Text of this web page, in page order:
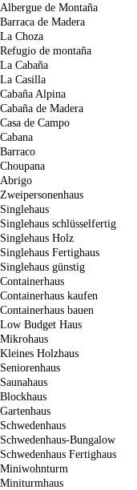
Albergue de Montaña
Barraca de Madera
La Choza
Refugio de montaña
La Cabaña
La Casilla
Cabaña Alpina
Cabaña de Madera
Casa de Campo
Cabana
Barraco
Choupana
Abrigo
Zweipersonenhaus
Singlehaus
Singlehaus schlüsselfertig
Singlehaus Holz
Singlehaus Fertighaus
Singlehaus günstig
Containerhaus
Containerhaus kaufen
Containerhaus bauen
Low Budget Haus
Mikrohaus
Kleines Holzhaus
Seniorenhaus
Saunahaus
Blockhaus
Gartenhaus
Schwedenhaus
Schwedenhaus-Bungalow
Schwedenhaus Fertighaus
Miniwohnturm
Miniturmhaus